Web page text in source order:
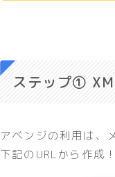
ステップ①
アベンジの利用は、
下記のURLから作成！